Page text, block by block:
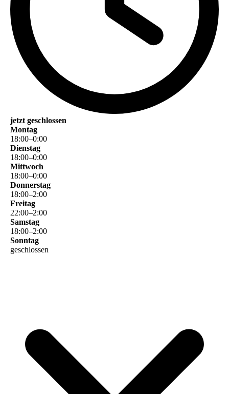
jetzt geschlossen
Montag
18:00–0:00
Dienstag
18:00–0:00
Mittwoch
18:00–0:00
Donnerstag
18:00–2:00
Freitag
22:00–2:00
Samstag
18:00–2:00
Sonntag
geschlossen